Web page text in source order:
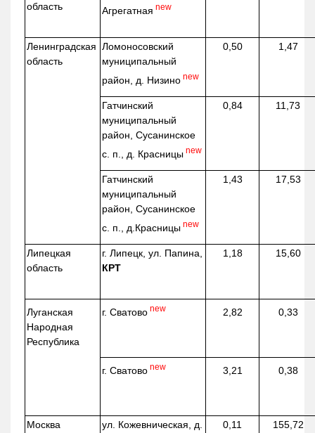
область
Агрегатная new
Ленинградская
область
Ломоносовский
муниципальный
район, д. Низино new
0,50 1,47
Гатчинский
муниципальный
район, Сусанинское
с. п., д. Красницы new
0,84 11,73
Гатчинский
муниципальный
район, Сусанинское
с. п., д.Красницы new
1,43 17,53
Липецкая
область
г. Липецк, ул. Папина,
КРТ
1,18 15,60
Луганская
Народная
Республика
г. Сватово new 2,82 0,33
г. Сватово new 3,21 0,38
Москва ул. Кожевническая, д.
0,11 155,72